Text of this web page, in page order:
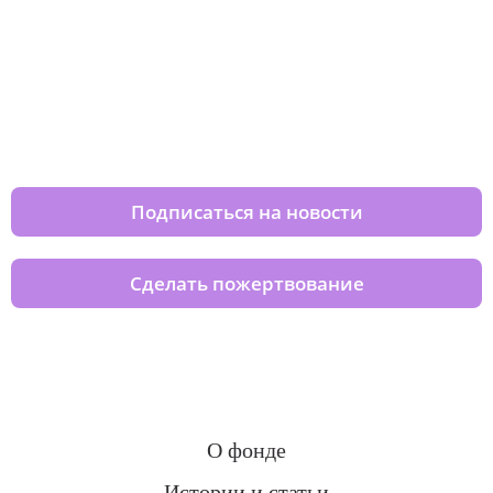
Подписаться на новости
Сделать пожертвование
О фонде